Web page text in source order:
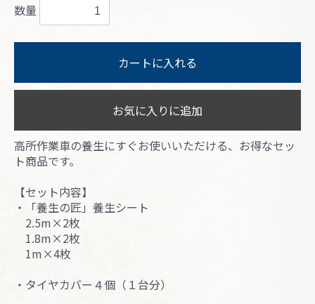
数量
カートに入れる
お気に入りに追加
高所作業車の養生にすぐお使いいただける、お得なセッ
ト商品です。
【セット内容】
・「養生の匠」養生シート
2.5m×2枚
1.8m×2枚
1m×4枚
・タイヤカバー４個（１台分）